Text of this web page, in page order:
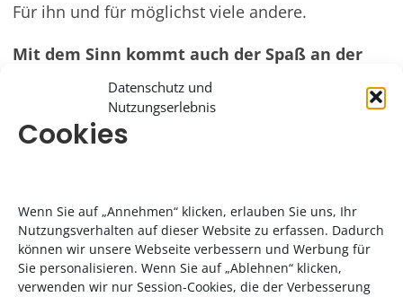
Datenschutz und
Nutzungserlebnis
Cookies
Wenn Sie auf „Annehmen“ klicken, erlauben Sie uns, Ihr
Nutzungsverhalten auf dieser Website zu erfassen. Dadurch
können wir unsere Webseite verbessern und Werbung für
Sie personalisieren. Wenn Sie auf „Ablehnen“ klicken,
verwenden wir nur Session-Cookies, die der Verbesserung
Für ihn und für möglichst viele andere.
Mit dem Sinn kommt auch der Spaß an der
Der „Sinn“ ist für Bernhard Wolf schnell erklärt:
Nachhaltigkeit. Dass Essen und Trinken mehr
ihn ein schonender Umgang mit Natur und
Kreatur. Lebensmittel um die halbe Welt zu
fliegen ist demnach: blanker Unsinn.
Weswegen schnell klar war, dass es in dem